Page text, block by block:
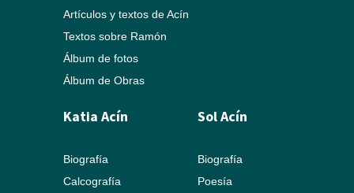
Artículos y textos de Acín
Textos sobre Ramón
Álbum de fotos
Álbum de Obras
Katia Acín
Biografía
Calcografía
Sol Acín
Biografía
Poesía